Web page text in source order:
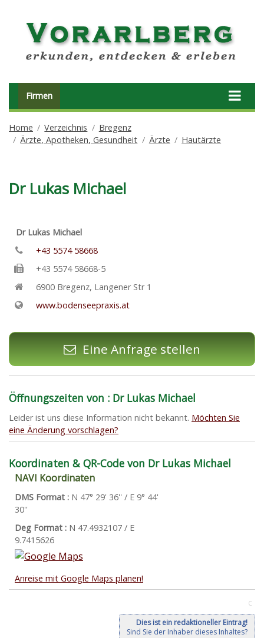
Firmen
Home Verzeichnis
Bregenz
Ärzte, Apotheken, Gesundheit
Ärzte Hautärzte
Dr Lukas Michael
Dr Lukas Michael
+43 5574 58668
+43 5574 58668-5
6900 Bregenz, Langener Str 1
www.bodenseepraxis.at
Eine Anfrage stellen
Öffnungszeiten von : Dr Lukas Michael
Leider ist uns diese Information nicht bekannt. Möchten Sie
eine Änderung vorschlagen?
Koordinaten & QR-Code von Dr Lukas Michael
NAVI Koordinaten
DMS Format : N 47° 29' 36'' / E 9° 44'
30''
Deg Format : N 47.4932107 / E
9.7415626
Anreise mit Google Maps planen!
C
Dies ist ein redaktioneller Eintrag!
Sind Sie der Inhaber dieses Inhaltes?